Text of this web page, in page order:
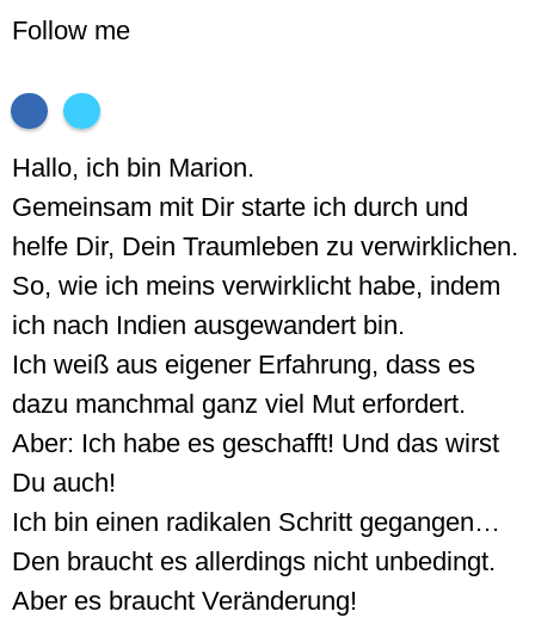
Follow me
Hallo, ich bin Marion.
Gemeinsam mit Dir starte ich durch und
helfe Dir, Dein Traumleben zu verwirklichen.
So, wie ich meins verwirklicht habe, indem
ich nach Indien ausgewandert bin.
Ich weiß aus eigener Erfahrung, dass es
dazu manchmal ganz viel Mut erfordert.
Aber: Ich habe es geschafft! Und das wirst
Du auch!
Ich bin einen radikalen Schritt gegangen…
Den braucht es allerdings nicht unbedingt.
Aber es braucht Veränderung!